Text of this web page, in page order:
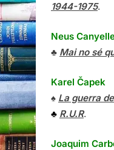
1944-1975.
Neus
♣ Mai no sé
Karel Čapek
♠ La guerra
♣ R.U.R.
Joaquim